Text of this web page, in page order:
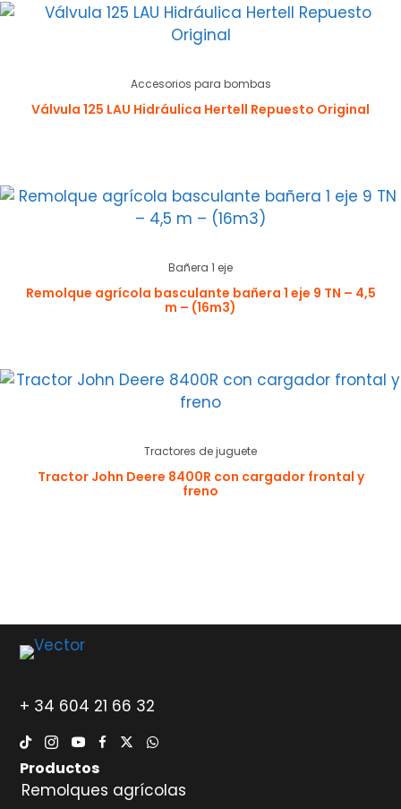
Accesorios para bombas
Válvula 125 LAU Hidráulica Hertell Repuesto Original
Bañera 1 eje
Remolque agrícola basculante bañera 1 eje 9 TN – 4,5
m – (16m3)
Tractores de juguete
Tractor John Deere 8400R con cargador frontal y
freno
+ 34 604 21 66 32
Productos
Remolques agrícolas